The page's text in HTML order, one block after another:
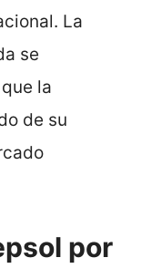
La
se
la
de su
por